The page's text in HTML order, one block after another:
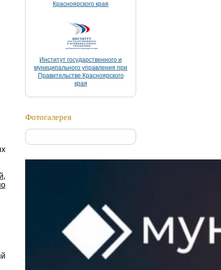
Красноярского края
Институт государственного и
муниципального управления при
Правительстве Красноярского
края
Фотогалерея